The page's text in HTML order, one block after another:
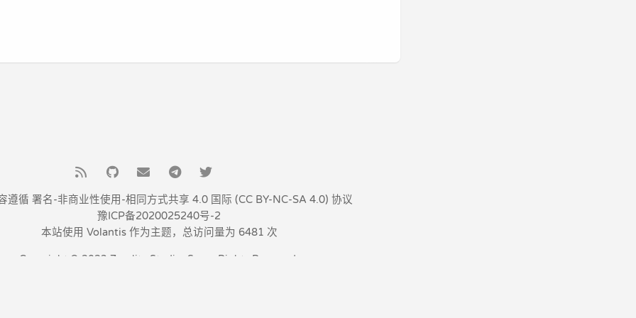
遵循 署名-非商业性使用-相同方式共享 4.0 国际 (CC BY-NC-SA 4.0) 协议
豫ICP备2020025240号-2
本站使用 Volantis作为主题，总访问量为 6481 次
Copyright © 2023 Zerolite Studio, Some Rights Reserved.